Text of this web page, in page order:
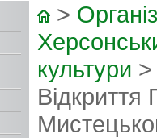
>
культури
Відкриття